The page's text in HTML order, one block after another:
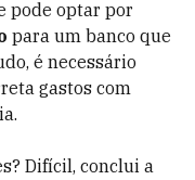
pode optar por
para um banco que
é necessário
gastos com
Difícil, conclui a